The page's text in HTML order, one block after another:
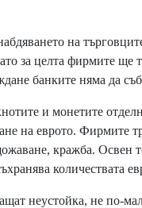
на
за целта фирмите ще
банките няма да
и монетите
на еврото. Фирмите
кражба. Освен
количествата
неустойка, не по-